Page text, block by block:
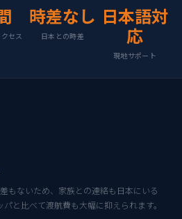
セス
時差なし
日本との時差
日本語対
応
現地サポート
もないため、家族との連絡も日本にいる
と比べて渡航費も大幅に抑えられます。